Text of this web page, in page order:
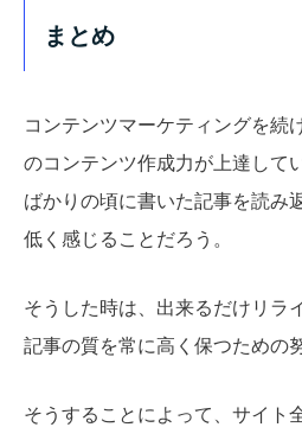
まとめ
コンテンツマーケティングを続
のコンテンツ作成力が上達して
ばかりの頃に書いた記事を読み
低く感じることだろう。
そうした時は、出来るだけリラ
記事の質を常に高く保つための
そうすることによって、サイト